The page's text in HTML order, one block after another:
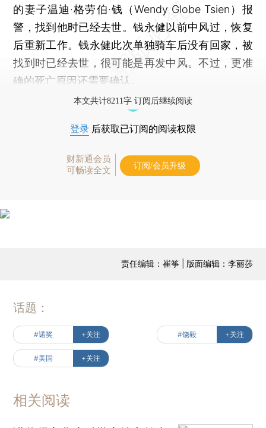
的妻子温迪·格劳伯·钱（Wendy Globe Tsien）报
警，找到他时已经去世。钱永健以前中风过，恢复
后重新工作。钱永健此次单独骑车后没有回家，被
找到时已经去世，很可能是再发中风。不过，更准
确的死亡原因还需要确认。
本文共计8211字 订阅后继续阅读
登录 后获取已订阅的阅读权限
财新通会员
可畅读全文
订阅/会员升级
责任编辑：崔筝 | 版面编辑：李丽莎
话题：
#诺奖 +关注 #饶毅 +关注
#美国 +关注
相关阅读